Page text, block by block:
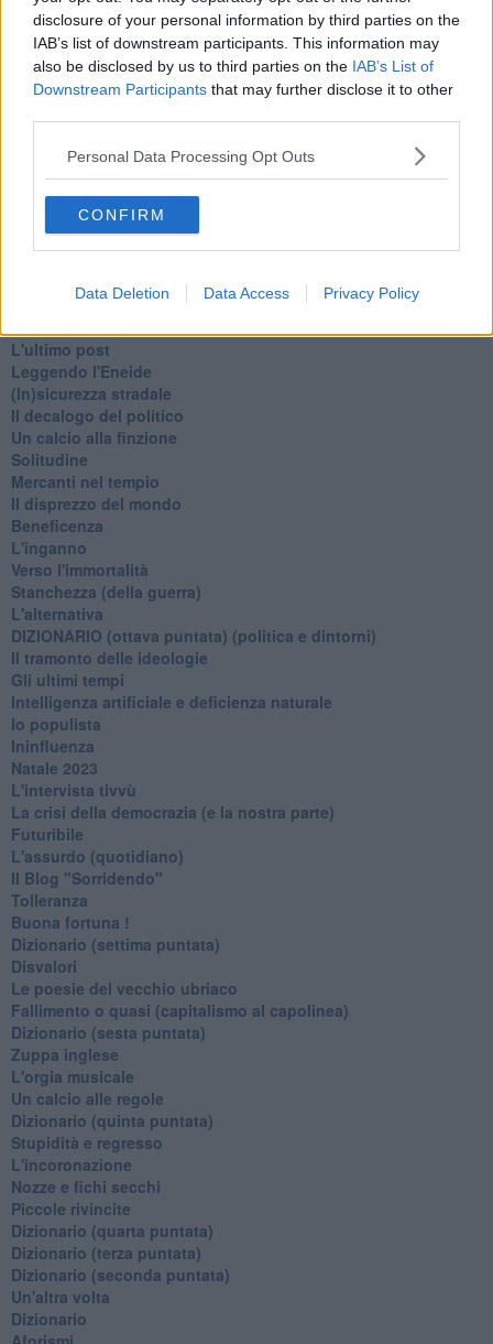
disclosure of your personal information by third parties on the
IAB’s list of downstream participants. This information may
also be disclosed by us to third parties on the IAB’s List of
Downstream Participants that may further disclose it to other
Personal Data Processing Opt Outs
CONFIRM
Data Deletion Data Access Privacy Policy
Schizzi di fango
Sor-riso amaro
Fine anno al ristorante
La festa di Capodanno
Re e regnanti
A noi interessa il dito non la luna
Come rubare allo stato e vivere felici
Una performance
Il compagno
​Io (allo specchio)
Passato, presente, futuro
La virtù del non fare
L'ultimo post
Leggendo l'Eneide
​(In)sicurezza stradale
Il decalogo del politico
Un calcio alla finzione
Solitudine
Mercanti nel tempio
Il disprezzo del mondo
Beneficenza
L'inganno
Verso l'immortalità
Stanchezza (della guerra)
L'alternativa
​DIZIONARIO (ottava puntata) (politica e dintorni)
Il tramonto delle ideologie
Gli ultimi tempi
Intelligenza artificiale e deficienza naturale
Io populista
Ininfluenza
Natale 2023
L'intervista tivvù
La crisi della democrazia (e la nostra parte)
Futuribile
L'assurdo (quotidiano)
Il Blog "Sorridendo"
Tolleranza
Buona fortuna !
​Dizionario (settima puntata)
Disvalori
Le poesie del vecchio ubriaco
Fallimento o quasi (capitalismo al capolinea)
Dizionario (sesta puntata)
Zuppa inglese
L'orgia musicale
Un calcio alle regole
Dizionario (quinta puntata)
Stupidità e regresso
L'incoronazione
Nozze e fichi secchi
Piccole rivincite
​Dizionario (quarta puntata)
​Dizionario (terza puntata)
​Dizionario (seconda puntata)
Un'altra volta
Dizionario